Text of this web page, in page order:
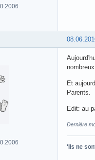
Et
Parents.
Edit: au
Dernière
'Ils ne